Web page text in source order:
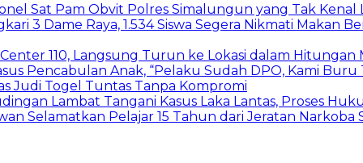
Sat Pam Obvit Polres Simalungun yang Tak
3 Dame Raya, 1.534 Siswa Segera Nikmati Makan
110, Langsung Turun ke Lokasi dalam Hitungan
Pencabulan Anak, “Pelaku Sudah DPO, Kami Buru
Judi Togel Tuntas Tanpa Kompromi
Lambat Tangani Kasus Laka Lantas, Proses
Selamatkan Pelajar 15 Tahun dari Jeratan Narkoba